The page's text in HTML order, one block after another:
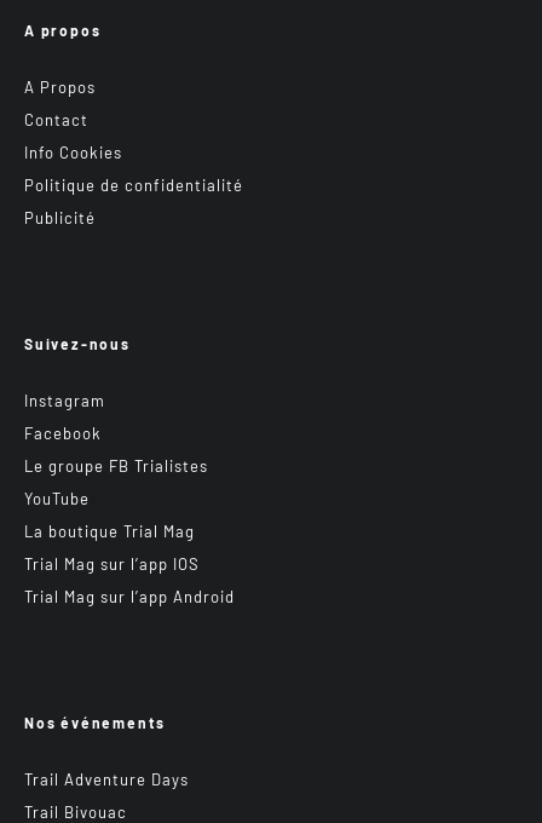
A propos
A Propos
Contact
Info Cookies
Politique de confidentialité
Publicité
Suivez-nous
Instagram
Facebook
Le groupe FB Trialistes
YouTube
La boutique Trial Mag
Trial Mag sur l’app IOS
Trial Mag sur l’app Android
Nos événements
Trail Adventure Days
Trail Bivouac